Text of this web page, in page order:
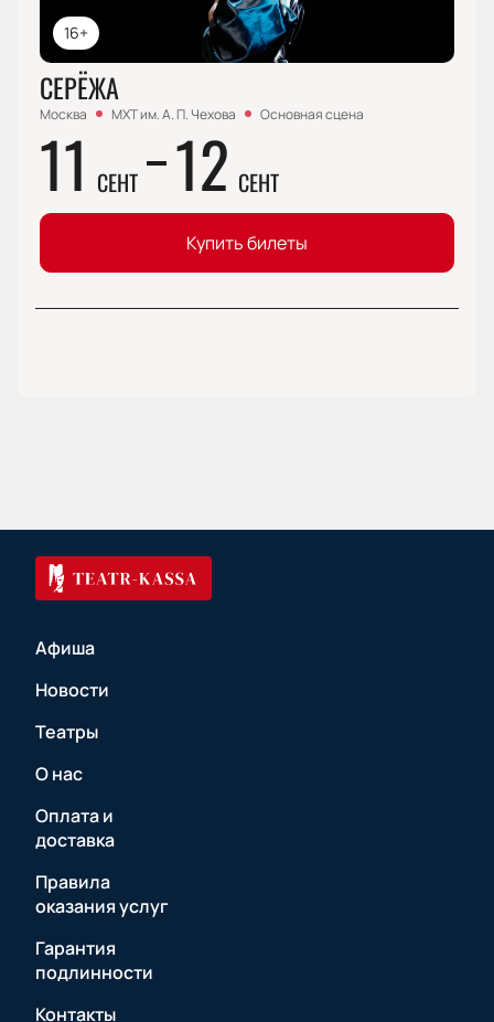
16+
СЕРЁЖА
Москва МХТ им. А. П. Чехова Основная сцена
11 СЕНТ 12 СЕНТ
Купить билеты
Афиша
Новости
Театры
О нас
Оплата и
доставка
Правила
оказания услуг
Гарантия
подлинности
Контакты